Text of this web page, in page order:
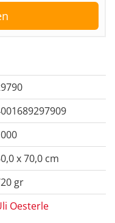
x 70,0 cm
gr
Oesterle